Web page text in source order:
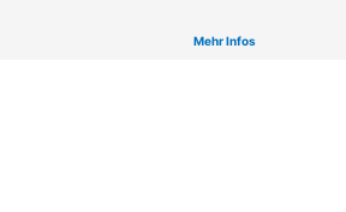
Mehr Infos